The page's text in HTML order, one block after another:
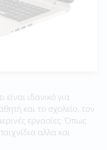
ιδανικό για
και το σχολείο, τον
εργασίες. Όπως
αλλα και